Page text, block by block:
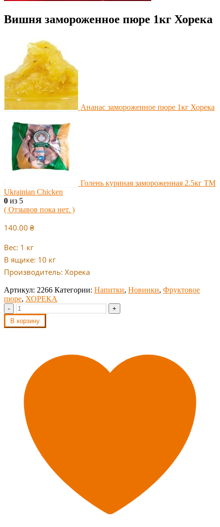
Вишня замороженное пюре 1кг Хорека
Ананас замороженное пюре 1кг Хорека
Голень куриная замороженная 2.5кг ТМ
Ukrainian Chicken
0 из 5
( Отзывов пока нет. )
140.00 ₴
Вес: 1 кг
В ящике: 10 кг
Производитель: Хорека
Артикул: 2266 Категории: Напитки, Новинки, Фруктовое
пюре, ХОРЕКА
-
+
В корзину